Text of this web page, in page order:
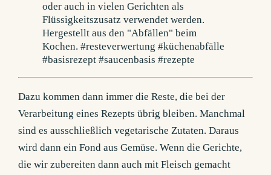
Dazu kommen dann immer die Reste, die bei der
Verarbeitung eines Rezepts übrig bleiben. Manchmal
sind es ausschließlich vegetarische Zutaten. Daraus
wird dann ein Fond aus Gemüse. Wenn die Gerichte,
die wir zubereiten dann auch mit Fleisch gemacht